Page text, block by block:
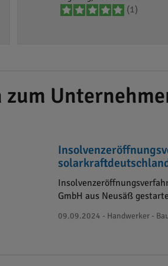
(1)
zum
GmbH aus Neusäß
09.09.2024 - Handwerker -